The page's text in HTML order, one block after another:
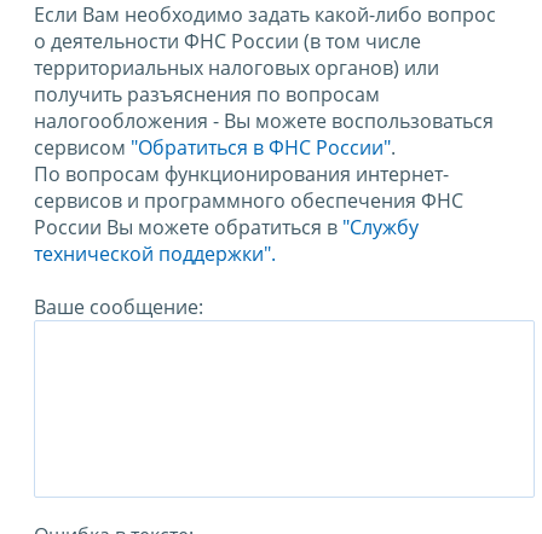
Если Вам необходимо задать какой-либо вопрос
о деятельности ФНС России (в том числе
территориальных налоговых органов) или
получить разъяснения по вопросам
налогообложения - Вы можете воспользоваться
сервисом "Обратиться в ФНС России".
По вопросам функционирования интернет-
сервисов и программного обеспечения ФНС
России Вы можете обратиться в "Службу
технической поддержки".
Ваше сообщение: